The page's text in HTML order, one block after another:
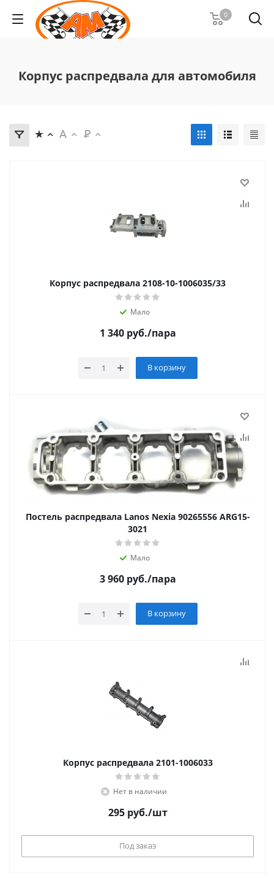
0
Корпус распредвала для автомобиля
Корпус распредвала 2108-10-1006035/33
Мало
1 340руб./пара
В корзину
Постель распредвала Lanos Nexia 90265556 ARG15-
3021
Мало
3 960руб./пара
В корзину
Корпус распредвала 2101-1006033
Нет в наличии
295руб./шт
Под заказ